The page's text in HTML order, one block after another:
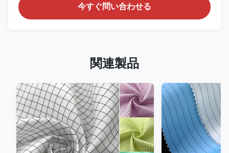
今すぐ問い合わせる
関連製品